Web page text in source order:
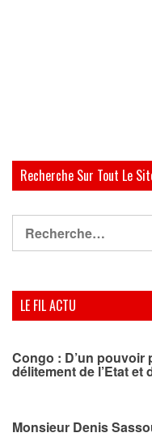
Recherche Sur Tout Le
LE FIL ACTU
Congo : D’un
délitement de l’Etat et
Monsieur Denis